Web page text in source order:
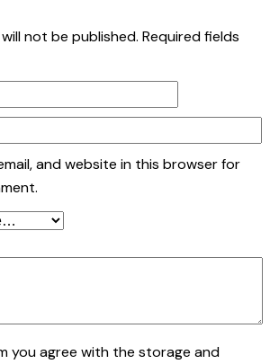
not be published. Required fields
and website in this browser for
you agree with the storage and